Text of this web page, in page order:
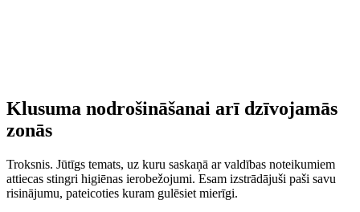
Klusuma nodrošināšanai arī dzīvojamās
zonās
Troksnis. Jūtīgs temats, uz kuru saskaņā ar valdības noteikumiem
attiecas stingri higiēnas ierobežojumi. Esam izstrādājuši paši savu
risinājumu, pateicoties kuram gulēsiet mierīgi.